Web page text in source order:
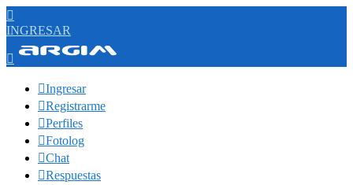

INGRESAR

Ingresar
Registrarme
Perfiles
Fotolog
Chat
Respuestas